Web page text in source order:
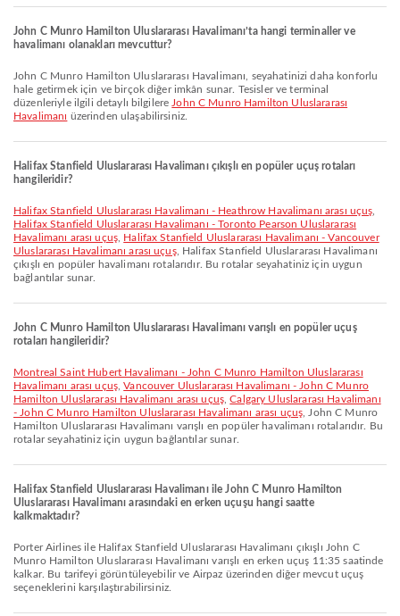
John C Munro Hamilton Uluslararası Havalimanı’ta hangi terminaller ve
havalimanı olanakları mevcuttur?
John C Munro Hamilton Uluslararası Havalimanı, seyahatinizi daha konforlu
hale getirmek için ve birçok diğer imkân sunar. Tesisler ve terminal
düzenleriyle ilgili detaylı bilgilere John C Munro Hamilton Uluslararası
Havalimanı üzerinden ulaşabilirsiniz.
Halifax Stanfield Uluslararası Havalimanı çıkışlı en popüler uçuş rotaları
hangileridir?
Halifax Stanfield Uluslararası Havalimanı - Heathrow Havalimanı arası uçuş
Halifax Stanfield Uluslararası Havalimanı - Toronto Pearson Uluslararası
Havalimanı arası uçuş, Halifax Stanfield Uluslararası Havalimanı - Vancouver
Uluslararası Havalimanı arası uçuş, Halifax Stanfield Uluslararası Havalimanı
çıkışlı en popüler havalimanı rotalarıdır. Bu rotalar seyahatiniz için uygun
bağlantılar sunar.
John C Munro Hamilton Uluslararası Havalimanı varışlı en popüler uçuş
rotaları hangileridir?
Montreal Saint Hubert Havalimanı - John C Munro Hamilton Uluslararası
Havalimanı arası uçuş,Vancouver Uluslararası Havalimanı - John C Munro
Hamilton Uluslararası Havalimanı arası uçuş ,Calgary Uluslararası Havalimanı
- John C Munro Hamilton Uluslararası Havalimanı arası uçuş , John C Munro
Hamilton Uluslararası Havalimanı varışlı en popüler havalimanı rotalarıdır. Bu
rotalar seyahatiniz için uygun bağlantılar sunar.
Halifax Stanfield Uluslararası Havalimanı ile John C Munro Hamilton
Uluslararası Havalimanı arasındaki en erken uçuşu hangi saatte
kalkmaktadır?
Porter Airlines ile Halifax Stanfield Uluslararası Havalimanı çıkışlı John C
Munro Hamilton Uluslararası Havalimanı varışlı en erken uçuş 11:35 saatinde
kalkar. Bu tarifeyi görüntüleyebilir ve Airpaz üzerinden diğer mevcut uçuş
seçeneklerini karşılaştırabilirsiniz.